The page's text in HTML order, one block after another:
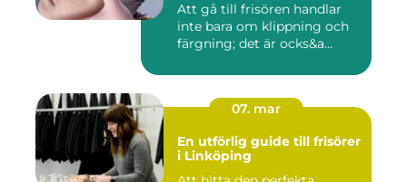
Att gå till frisören handlar
inte bara om klippning och
färgning; det är ocks&a...
07. mar
En utförlig guide till frisörer
i Linköping